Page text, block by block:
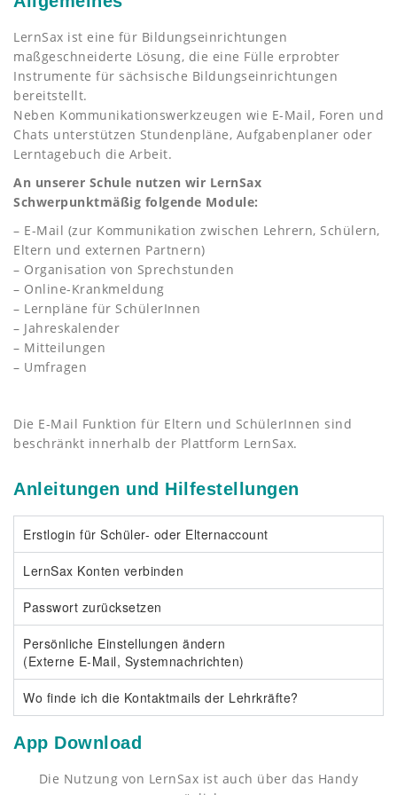
LernSax ist eine für Bildungseinrichtungen
maßgeschneiderte Lösung, die eine Fülle erprobter
Instrumente für sächsische Bildungseinrichtungen
bereitstellt.
Neben Kommunikationswerkzeugen wie E-Mail, Foren und
Chats unterstützen Stundenpläne, Aufgabenplaner oder
Lerntagebuch die Arbeit.
An unserer Schule nutzen wir LernSax
Schwerpunktmäßig folgende Module:
– E-Mail (zur Kommunikation zwischen Lehrern, Schülern,
Eltern und externen Partnern)
– Organisation von Sprechstunden
– Online-Krankmeldung
– Lernpläne für SchülerInnen
– Jahreskalender
– Mitteilungen
– Umfragen
Die E-Mail Funktion für Eltern und SchülerInnen sind
beschränkt innerhalb der Plattform LernSax.
Anleitungen und Hilfestellungen
Erstlogin für Schüler- oder Elternaccount
LernSax Konten verbinden
Passwort zurücksetzen
Persönliche Einstellungen ändern
(Externe E-Mail, Systemnachrichten)
Wo finde ich die Kontaktmails der Lehrkräfte?
App Download
Die Nutzung von LernSax ist auch über das Handy